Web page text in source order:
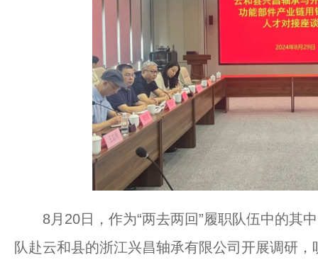
8月20日，作为“两去两回”履职队伍中的其
队赴云和县的浙江兴昌轴承有限公司开展调研